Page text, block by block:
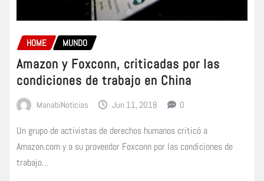
HOME MUNDO
Amazon y Foxconn, criticadas por las
condiciones de trabajo en China
ManabiNoticias Jun 11, 2018 0
Un grupo de activistas de derechos humanos criticó a
Amazon.com y a su proveedor Foxconn por las condiciones de
trabajo…